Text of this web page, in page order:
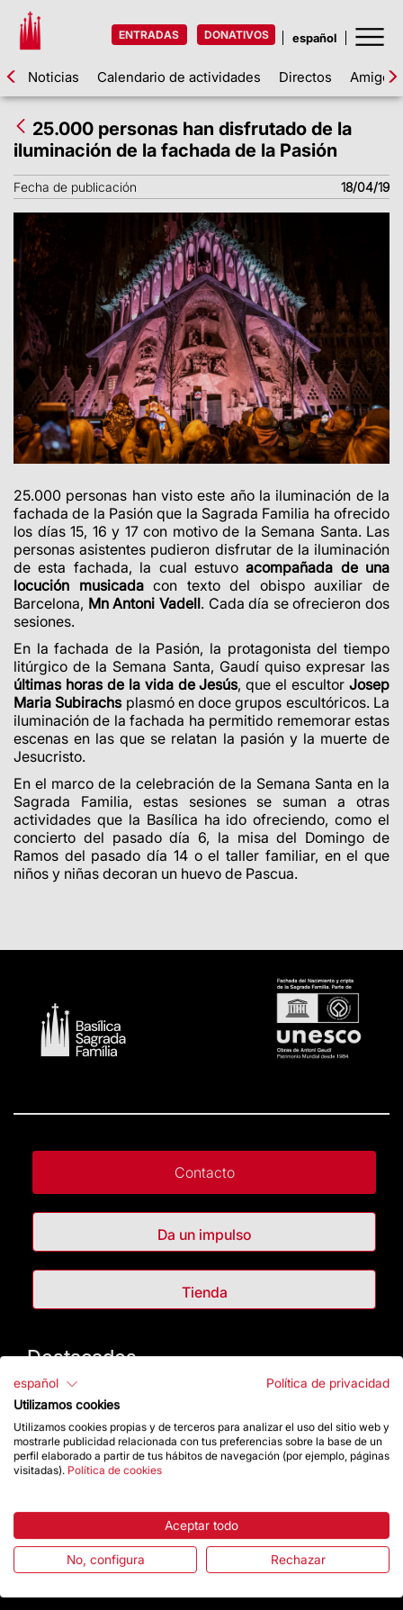
ENTRADAS DONATIVOS
Noticias Calendario de actividades Directos Amigos
25.000 personas han disfrutado de la
iluminación de la fachada de la Pasión
Fecha de publicación 18/04/19
25.000 personas han visto este año la iluminación de la
fachada de la Pasión que la Sagrada Familia ha ofrecido
los días 15, 16 y 17 con motivo de la Semana Santa. Las
personas asistentes pudieron disfrutar de la iluminación
de esta fachada, la cual estuvoacompañada de una
locución musicadacon texto del obispo auxiliar de
Barcelona, Mn Antoni Vadell. Cada día se ofrecieron dos
sesiones.
En la fachada de la Pasión, la protagonista del tiempo
litúrgico de la Semana Santa, Gaudí quiso expresar las
últimas horas de la vida de Jesús, que el escultorJosep
Maria Subirachsplasmó en doce grupos escultóricos. La
iluminación de la fachada ha permitido rememorar estas
escenas en las que se relatan la pasión y la muerte de
Jesucristo.
En el marco de la celebración de la Semana Santa en la
Sagrada Familia, estas sesiones se suman a otras
actividades que la Basílica ha ido ofreciendo, como el
concierto del pasado día 6, la misa del Domingo de
Ramos del pasado día 14 o el taller familiar, en el que
niños y niñas decoran un huevo de Pascua.
Contacto
Da un impulso
Tienda
Destacados
La Fundación
Preguntas frecuentes
Normativa y condiciones de compra
Noticias y Actualidad
español
Política de privacidad
Utilizamos cookies
Utilizamos cookies propias y de terceros para analizar el uso del sitio web y
mostrarle publicidad relacionada con tus preferencias sobre la base de un
perfil elaborado a partir de tus hábitos de navegación (por ejemplo, páginas
visitadas). Política de cookies
Aceptar todo
No, configura Rechazar